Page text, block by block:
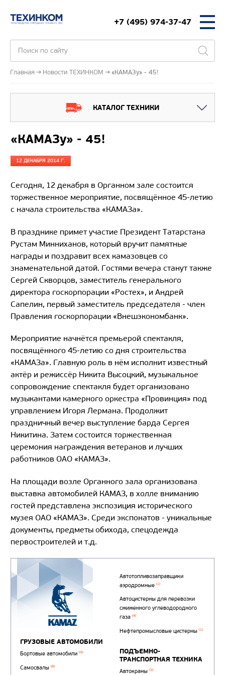
+7 (495) 974-37-47
Главная Новости ТЕХИНКОМ «КАМАЗу» - 45!
КАТАЛОГ ТЕХНИКИ
«КАМАЗу» - 45!
12 ДЕКАБРЯ 2014 Г.
Сегодня, 12 декабря в Органном зале состоится
торжественное мероприятие, посвящённое 45-летию
с начала строительства «КАМАЗа».
В празднике примет участие Президент Татарстана
Рустам Минниханов, который вручит памятные
награды и поздравит всех камазовцев со
знаменательной датой. Гостями вечера станут также
Сергей Скворцов, заместитель генерального
директора госкорпорации «Ростех», и Андрей
Сапелин, первый заместитель председателя - член
Правления госкорпорации «Внешэкономбанк».
Мероприятие начнётся премьерой спектакля,
посвящённого 45-летию со дня строительства
«КАМАЗа». Главную роль в нём исполнит известный
актёр и режиссёр Никита Высоцкий, музыкальное
сопровождение спектакля будет организовано
музыкантами камерного оркестра «Провинция» под
управлением Игоря Лермана. Продолжит
праздничный вечер выступление барда Сергея
Никитина. Затем состоится торжественная
церемония награждения ветеранов и лучших
работников ОАО «КАМАЗ».
На площади возле Органного зала организована
выставка автомобилей КАМАЗ, в холле вниманию
гостей представлена экспозиция исторического
музея ОАО «КАМАЗ». Среди экспонатов - уникальные
документы, предметы обихода, спецодежда
первостроителей и т.д.